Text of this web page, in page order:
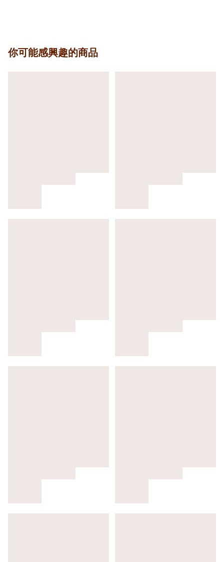
你可能感興趣的商品